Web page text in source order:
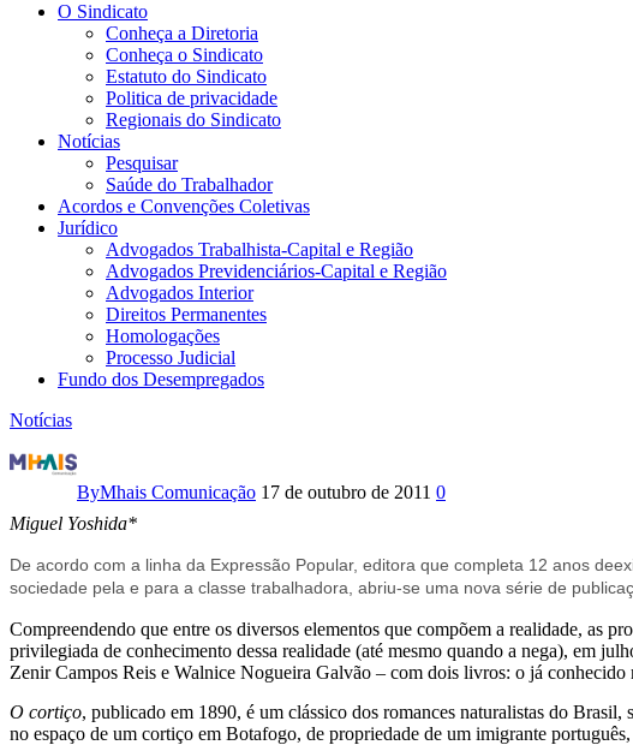
O Sindicato
Conheça a Diretoria
Conheça o Sindicato
Estatuto do Sindicato
Politica de privacidade
Regionais do Sindicato
Notícias
Pesquisar
Saúde do Trabalhador
Acordos e Convenções Coletivas
Jurídico
Advogados Trabalhista-Capital e Região
Advogados Previdenciários-Capital e Região
Advogados Interior
Direitos Permanentes
Homologações
Processo Judicial
Fundo dos Desempregados
Notícias
O
mundo
do
trabalho
e
a
literatura
ByMhais Comunicação 17 de outubro de 2011 0
Miguel Yoshida*
De acordo com a linha da Expressão Popular, editora que completa 12 anos
sociedade pela e para a classe trabalhadora, abriu-se uma nova série de
Compreendendo que entre os diversos elementos que compõem a realidade, as
privilegiada de conhecimento dessa realidade (até mesmo quando a nega), em
Zenir Campos Reis e Walnice Nogueira Galvão – com dois livros: o já
O cortiço, publicado em 1890, é um clássico dos romances naturalistas do
no espaço de um cortiço em Botafogo, de propriedade de um imigrante